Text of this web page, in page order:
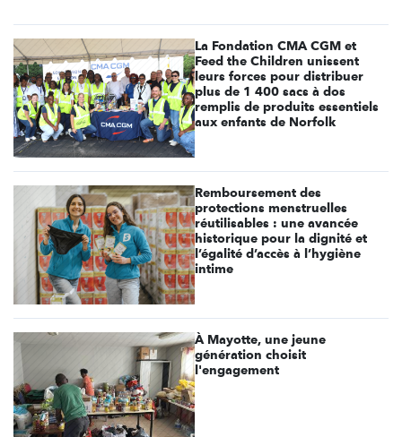
La Fondation CMA CGM et
Feed the Children unissent
leurs forces pour distribuer
plus de 1 400 sacs à dos
remplis de produits essentiels
aux enfants de Norfolk
Remboursement des
protections menstruelles
réutilisables : une avancée
historique pour la dignité et
l’égalité d’accès à l’hygiène
intime
À Mayotte, une jeune
génération choisit
l'engagement